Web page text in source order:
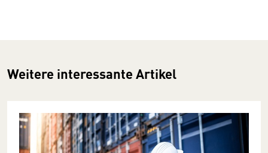
Weitere interessante Artikel